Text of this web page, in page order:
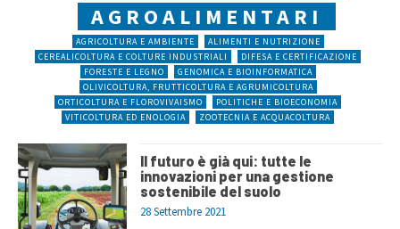
AGROALIMENTARI
AGRICOLTURA E AMBIENTE
ALIMENTI E NUTRIZIONE
CEREALICOLTURA E COLTURE INDUSTRIALI
DIFESA E CERTIFICAZIONE
FORESTE E LEGNO
GENOMICA E BIOINFORMATICA
OLIVICOLTURA, FRUTTICOLTURA E AGRUMICOLTURA
ORTICOLTURA E FLOROVIVAISMO
POLITICHE E BIOECONOMIA
VITICOLTURA ED ENOLOGIA
ZOOTECNIA E ACQUACOLTURA
Il futuro è già qui: tutte le
innovazioni per una gestione
sostenibile del suolo
28 Settembre 2021